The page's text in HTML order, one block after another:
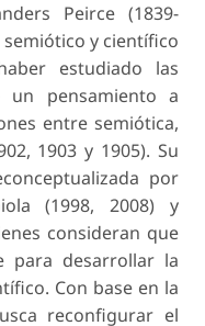
Peirce (1839-
y científico
estudiado las
un pensamiento a
entre semiótica,
1903 y 1905). Su
por
(1998, 2008) y
consideran que
para desarrollar la
Con base en la
reconfigurar el